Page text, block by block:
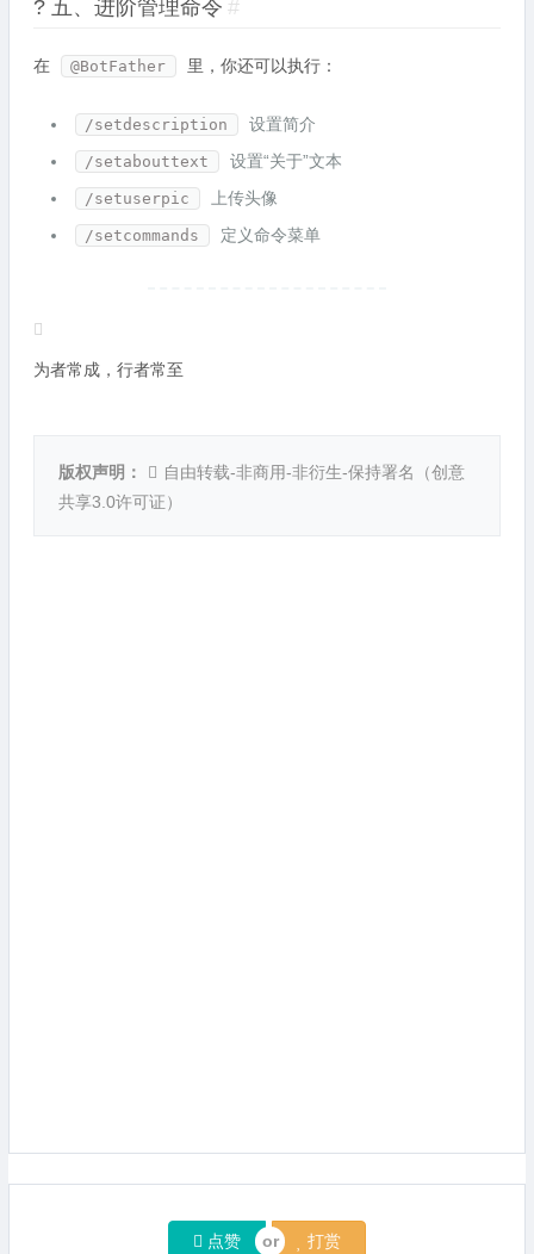
? 五、进阶管理命令 #
在 @BotFather 里，你还可以执行：
/setdescription 设置简介
/setabouttext 设置“关于”文本
/setuserpic 上传头像
/setcommands 定义命令菜单
为者常成，行者常至
版权声明： 自由转载-非商用-非衍生-保持署名（创意
共享3.0许可证）
点赞 打赏